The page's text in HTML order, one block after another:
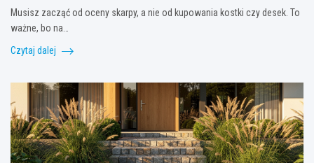
Musisz zacząć od oceny skarpy, a nie od kupowania kostki czy desek. To
ważne, bo na…
Czytaj dalej